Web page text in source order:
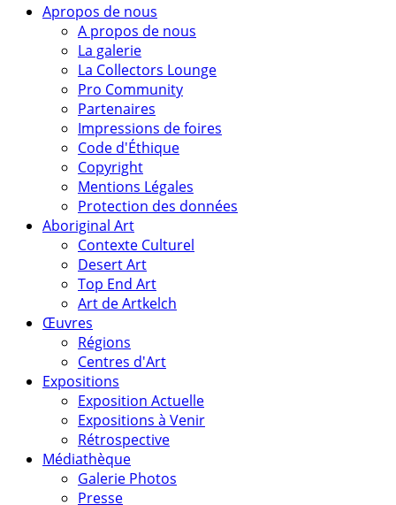
Apropos de nous
A propos de nous
La galerie
La Collectors Lounge
Pro Community
Partenaires
Impressions de foires
Code d'Éthique
Copyright
Mentions Légales
Protection des données
Aboriginal Art
Contexte Culturel
Desert Art
Top End Art
Art de Artkelch
Œuvres
Régions
Centres d'Art
Expositions
Exposition Actuelle
Expositions à Venir
Rétrospective
Médiathèque
Galerie Photos
Presse